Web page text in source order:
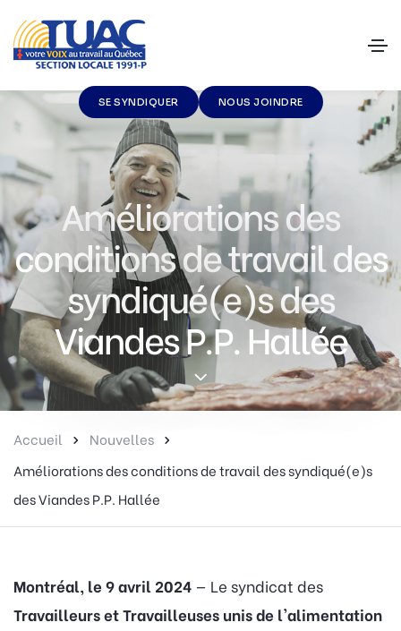
SE SYNDIQUER NOUS JOINDRE
Améliorations des
conditions de travail des
syndiqué(e)s des
Viandes P.P. Hallée
Accueil
Nouvelles
Améliorations des conditions de travail des syndiqué(e)s
des Viandes P.P. Hallée
Montréal, le 9 avril 2024 — Le syndicat des
Travailleurs et Travailleuses unis de l'alimentation